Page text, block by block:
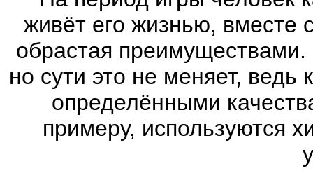
живёт его жизнью, вместе
обрастая
но сути это не меняет,
определёнными
примеру, используются